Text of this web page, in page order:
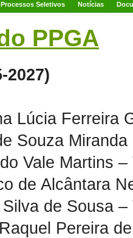
Processos Seletivos Notícias
PPGA
2027)
Lúcia Ferreira
Souza Miranda
Vale Martins –
de Alcântara
de Sousa –
Pereira